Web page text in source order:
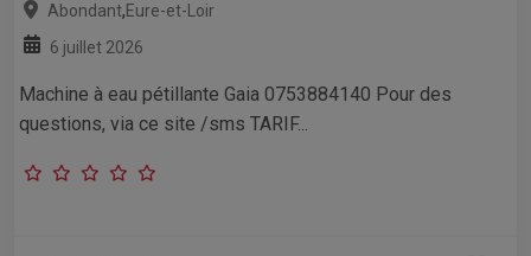
Abondant,Eure-et-Loir
6 juillet 2026
Machine à eau pétillante Gaia 0753884140 Pour des
questions, via ce site /sms TARIF...